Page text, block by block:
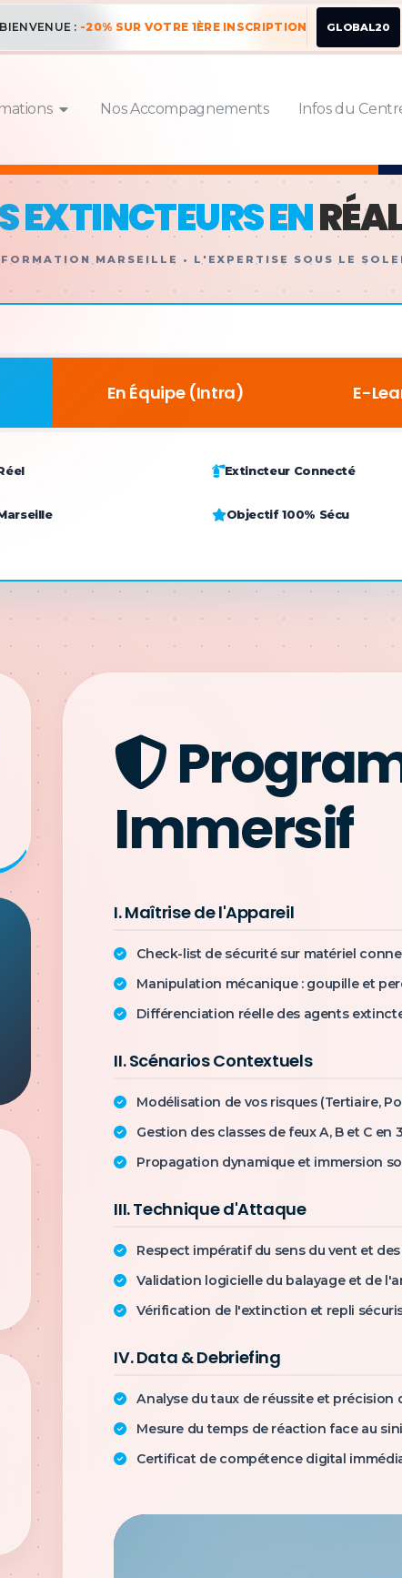
: -20% SUR VOTRE 1ÈRE INSCRIPTION GLOBAL20
Nos Accompagnements Infos du
EXTINCTEURS EN
MARSEILLE • L'EXPERTISE SOUS LE
En Équipe (Intra) E-
Extincteur Connecté
Objectif 100% Sécu
Immersif
I. Maîtrise de l'Appareil
Check-list de sécurité sur matériel
Manipulation mécanique : goupille et
Différenciation réelle des agents
II. Scénarios Contextuels
Modélisation de vos risques (Tertiaire,
Gestion des classes de feux A, B et C en
Propagation dynamique et immersion
III. Technique d'Attaque
Respect impératif du sens du vent et
Validation logicielle du balayage et de
Vérification de l'extinction et repli
IV. Data & Debriefing
Analyse du taux de réussite et précision
Mesure du temps de réaction face au
Certificat de compétence digital